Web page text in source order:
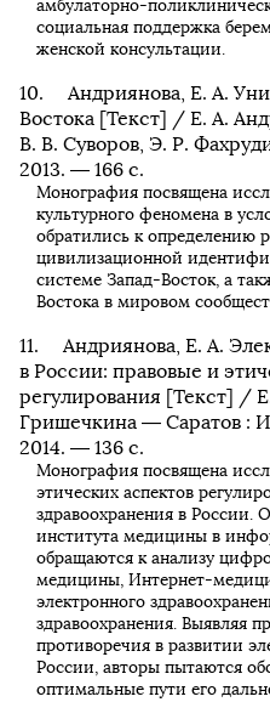
амбулаторно-
социальная поддержка
женской консультации.
Андриянова, Е. А.
Востока [Текст] / Е. А.
В. В. Суворов, Э. Р.
2013. — 166 с.
Монография посвящена
культурного феномена в
обратились к определению
цивилизационной
системе Запад-Восток, а
Востока в мировом
Андриянова, Е. А.
в России: правовые и
регулирования [Текст] /
Гришечкина — Саратов :
2014. — 136 с.
Монография посвящена
этических аспектов
здравоохранения в России.
института медицины в
обращаются к анализу
медицины, Интернет-
электронного
здравоохранения. Выявляя
противоречия в развитии
России, авторы пытаются
оптимальные пути его